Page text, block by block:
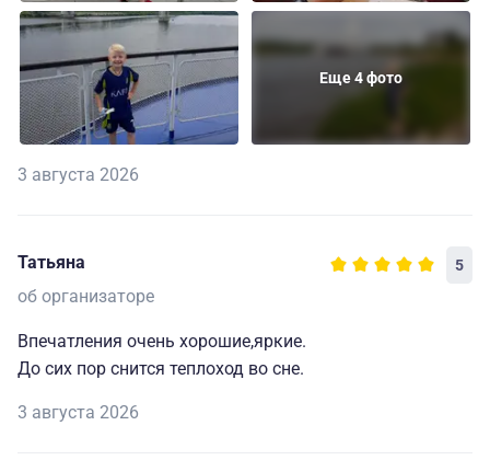
Еще 4 фото
3 августа 2026
Татьяна 5
об организаторе
Впечатления очень хорошие,яркие.
До сих пор снится теплоход во сне.
3 августа 2026